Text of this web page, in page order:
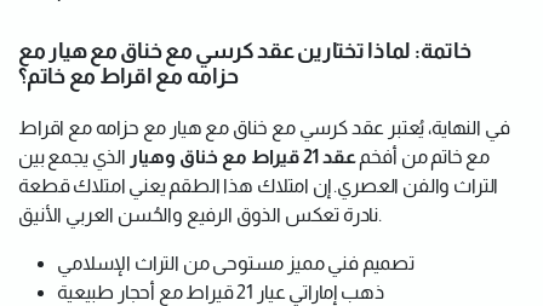
خاتمة: لماذا تختارين عقد كرسي مع خناق مع هيار مع
حزامه مع اقراط مع خاتم؟
في النهاية، يُعتبر عقد كرسي مع خناق مع هيار مع حزامه مع اقراط
مع خاتم من أفخمعقد 21 قيراط مع خناق وهيار
الذي يجمع بين
التراث والفن العصري. إن امتلاك هذا الطقم يعني امتلاك قطعة
نادرة تعكس الذوق الرفيع والحُسن العربي الأنيق.
تصميم فني مميز مستوحى من التراث الإسلامي
ذهب إماراتي عيار 21 قيراط مع أحجار طبيعية